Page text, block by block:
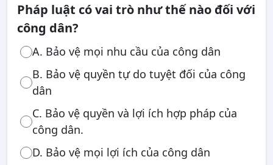
Pháp luật có vai trò như thế nào đối với
công dân?
A. Bảo vệ mọi nhu cầu của công dân
B. Bảo vệ quyền tự do tuyệt đối của công
dân
C. Bảo vệ quyền và lợi ích hợp pháp của
công dân.
D. Bảo vệ mọi lợi ích của công dân